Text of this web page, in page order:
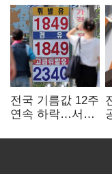
전국 기름값 12주
연속 하락…서울